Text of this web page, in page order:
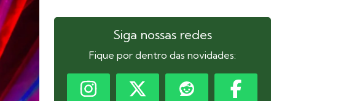
Siga nossas redes
Fique por dentro das novidades: